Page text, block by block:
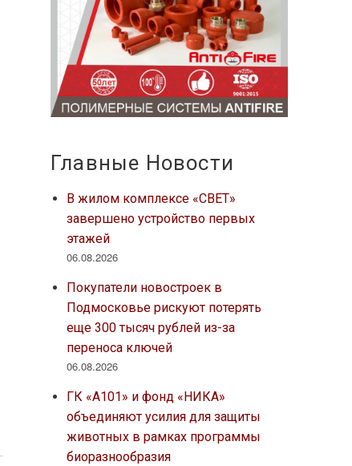
Главные Новости
В жилом комплексе «СВЕТ»
завершено устройство первых
этажей
06.08.2026
Покупатели новостроек в
Подмосковье рискуют потерять
еще 300 тысяч рублей из-за
переноса ключей
06.08.2026
ГК «А101» и фонд «НИКА»
объединяют усилия для защиты
животных в рамках программы
биоразнообразия